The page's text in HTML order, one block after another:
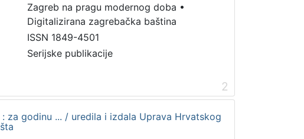
Zagreb na pragu modernog doba •
Digitalizirana zagrebačka baština
ISSN 1849-4501
Serijske publikacije
2
: za godinu ... / uredila i izdala Uprava Hrvatskog